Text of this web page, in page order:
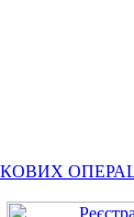
ОПЕРАЦІЙ: